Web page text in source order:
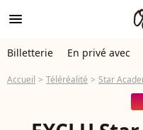
menu
Billetterie En privé avec
Accueil Téléréalité Star